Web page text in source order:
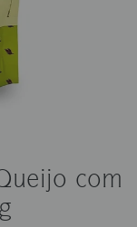
com